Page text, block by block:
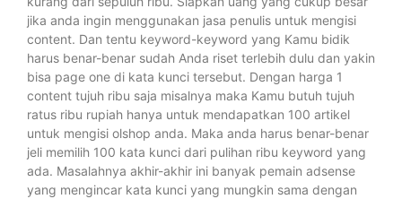
jika anda ingin menggunakan jasa penulis untuk mengisi
content. Dan tentu keyword-keyword yang Kamu bidik
harus benar-benar sudah Anda riset terlebih dulu dan yakin
bisa page one di kata kunci tersebut. Dengan harga 1
content tujuh ribu saja misalnya maka Kamu butuh tujuh
ratus ribu rupiah hanya untuk mendapatkan 100 artikel
untuk mengisi olshop anda. Maka anda harus benar-benar
jeli memilih 100 kata kunci dari pulihan ribu keyword yang
ada. Masalahnya akhir-akhir ini banyak pemain adsense
yang mengincar kata kunci yang mungkin sama dengan